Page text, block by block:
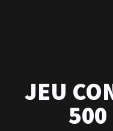
JEU
500